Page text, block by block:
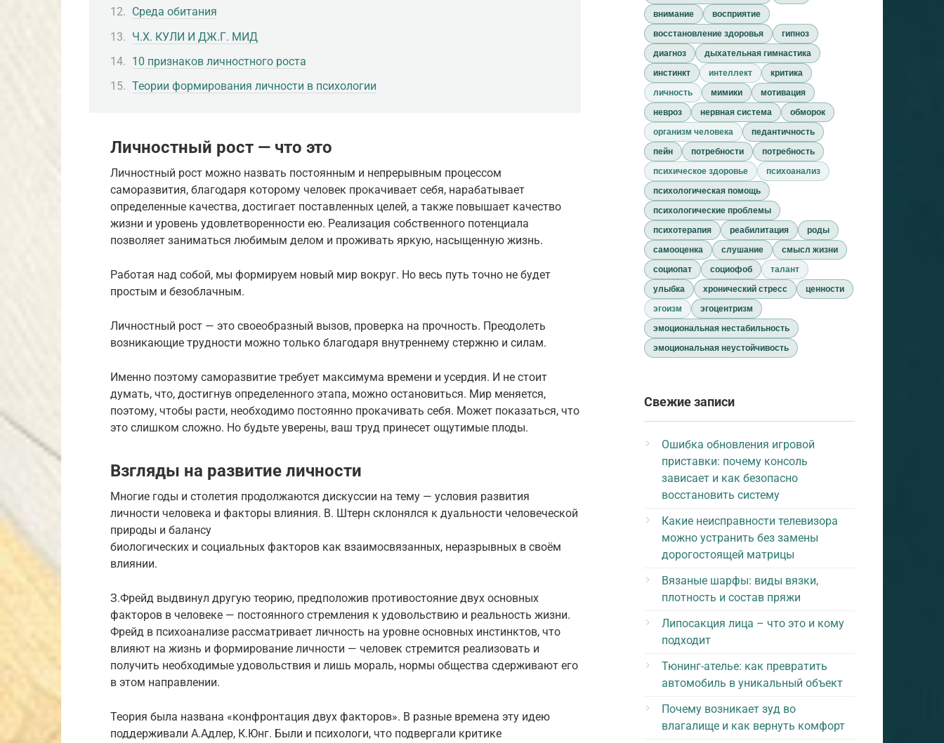
Среда обитания
Ч.Х. КУЛИ И ДЖ.Г. МИД
10 признаков личностного роста
Теории формирования личности в психологии
Личностный рост — что это
Личностный рост можно назвать постоянным и непрерывным процессом
саморазвития, благодаря которому человек прокачивает себя, нарабатывает
определенные качества, достигает поставленных целей, а также повышает качество
жизни и уровень удовлетворенности ею. Реализация собственного потенциала
позволяет заниматься любимым делом и проживать яркую, насыщенную жизнь.
Работая над собой, мы формируем новый мир вокруг. Но весь путь точно не будет
простым и безоблачным.
Личностный рост — это своеобразный вызов, проверка на прочность. Преодолеть
возникающие трудности можно только благодаря внутреннему стержню и силам.
Именно поэтому саморазвитие требует максимума времени и усердия. И не стоит
думать, что, достигнув определенного этапа, можно остановиться. Мир меняется,
поэтому, чтобы расти, необходимо постоянно прокачивать себя. Может показаться, что
это слишком сложно. Но будьте уверены, ваш труд принесет ощутимые плоды.
Взгляды на развитие личности
Многие годы и столетия продолжаются дискуссии на тему — условия развития
личности человека и факторы влияния. В. Штерн склонялся к дуальности человеческой
природы и балансу
биологических и социальных факторов как взаимосвязанных, неразрывных в своём
влиянии.
З.Фрейд выдвинул другую теорию, предположив противостояние двух основных
факторов в человеке — постоянного стремления к удовольствию и реальность жизни.
Фрейд в психоанализе рассматривает личность на уровне основных инстинктов, что
влияют на жизнь и формирование личности — человек стремится реализовать и
получить необходимые удовольствия и лишь мораль, нормы общества сдерживают его
в этом направлении.
Теория была названа «конфронтация двух факторов». В разные времена эту идею
поддерживали А.Адлер, К.Юнг. Были и психологи, что подвергали критике
внимание
восприятие
восстановление здоровья
гипноз
диагноз
дыхательная гимнастика
инстинкт
интеллект
критика
личность
мимики
мотивация
невроз
нервная система
обморок
организм человека
педантичность
пейн
потребности
потребность
психическое здоровье
психоанализ
психологическая помощь
психологические проблемы
психотерапия
реабилитация
роды
самооценка
слушание
смысл жизни
социопат
социофоб
талант
улыбка
хронический стресс
ценности
эгоизм
эгоцентризм
эмоциональная нестабильность
эмоциональная неустойчивость
Свежие записи
Ошибка обновления игровой
приставки: почему консоль
зависает и как безопасно
восстановить систему
Какие неисправности телевизора
можно устранить без замены
дорогостоящей матрицы
Вязаные шарфы: виды вязки,
плотность и состав пряжи
Липосакция лица – что это и кому
подходит
Тюнинг-ателье: как превратить
автомобиль в уникальный объект
Почему возникает зуд во
влагалище и как вернуть комфорт